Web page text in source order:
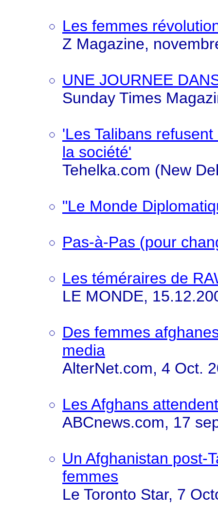
Les femmes
Z Magazine,
UNE JOURNEE
Sunday Times
'Les Talibans
la société'
Tehelka.com (New
"Le Monde
Pas-à-Pas (pour
Les téméraires de
LE MONDE,
Des femmes
media
AlterNet.com, 4 Oct.
Les Afghans
ABCnews.com, 17
Un Afghanistan post-
femmes
Le Toronto Star, 7